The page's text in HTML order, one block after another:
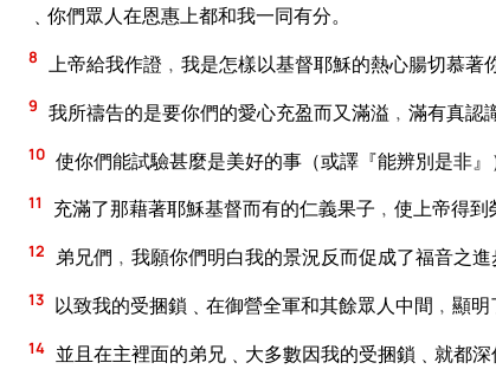
﹑你們眾人在恩惠上都和我一同有分。
8 上帝給我作證﹐我是怎樣以基督耶穌的熱心腸切慕著
9 我所禱告的是要你們的愛心充盈而又滿溢﹐滿有真認
10 使你們能試驗甚麼是美好的事（或譯『能辨別是非
11 充滿了那藉著耶穌基督而有的仁義果子﹐使上帝得到
12 弟兄們﹐我願你們明白我的景況反而促成了福音之進
13 以致我的受捆鎖﹑在御營全軍和其餘眾人中間﹐顯明
14 並且在主裡面的弟兄﹑大多數因我的受捆鎖﹑就都